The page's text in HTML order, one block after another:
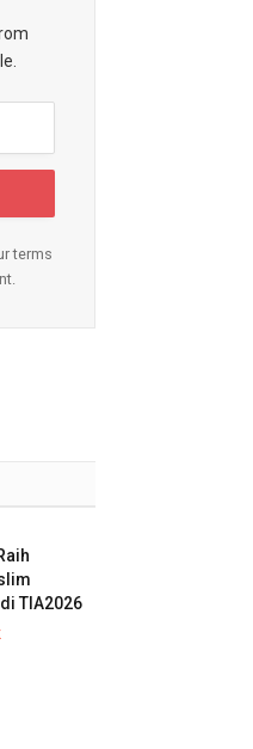
terms
TIA2026